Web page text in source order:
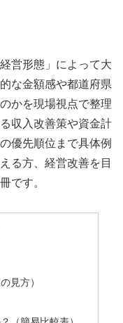
営形態」によって大
な金額感や都道府県
かを現場視点で整理
収入改善策や資金計
優先順位まで具体例
る方、経営改善を目
です。
見方）